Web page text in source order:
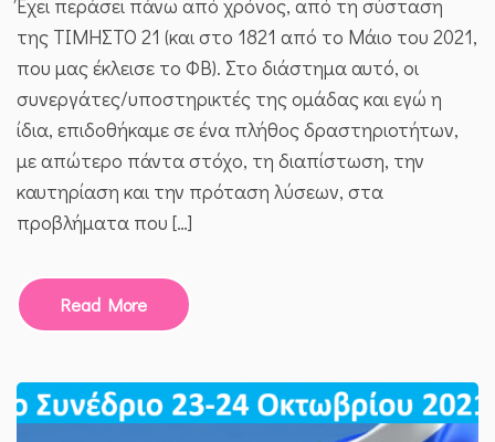
ΤΙΜΗΣΤΟ
(AΝΑΝΈΩΣΗ
ΑΠΡΊΛΙΟΣ
2023)
Έχει περάσει πάνω από χρόνος, από τη σύσταση
της ΤΙΜΗΣΤΟ 21 (και στο 1821 από το Μάιο του 2021,
που μας έκλεισε το ΦΒ). Στο διάστημα αυτό, οι
συνεργάτες/υποστηρικτές της ομάδας και εγώ η
ίδια, επιδοθήκαμε σε ένα πλήθος δραστηριοτήτων,
με απώτερο πάντα στόχο, τη διαπίστωση, την
καυτηρίαση και την πρόταση λύσεων, στα
προβλήματα που […]
Read More